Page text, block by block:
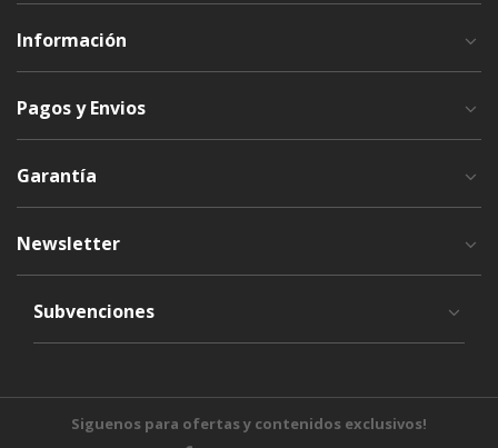
Información
Pagos y Envios
Garantía
Newsletter
Subvenciones
Siguenos para ofertas y contenidos exclusivos!